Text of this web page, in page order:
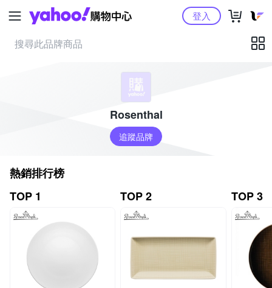
Yahoo購物中心登入
Rosenthal
追蹤品牌
熱銷排行榜
TOP 1
TOP 2 TOP 3